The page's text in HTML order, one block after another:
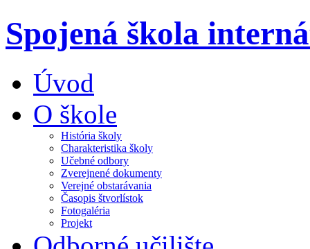
Spojená škola
Úvod
O škole
História školy
Charakteristika školy
Učebné odbory
Zverejnené dokumenty
Verejné obstarávania
Časopis štvorlístok
Fotogaléria
Projekt